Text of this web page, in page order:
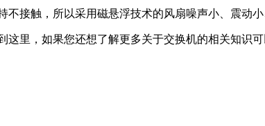
接触，所以采用磁悬浮技术的风扇噪声小、震动小
里，如果您还想了解更多关于交换机的相关知识可